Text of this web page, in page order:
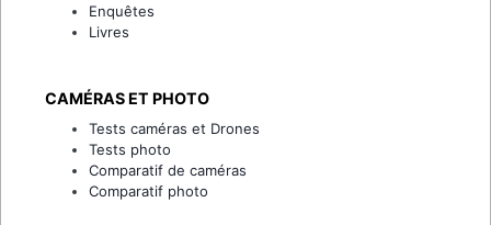
Enquêtes
Livres
CAMÉRAS ET PHOTO
Tests caméras et Drones
Tests photo
Comparatif de caméras
Comparatif photo